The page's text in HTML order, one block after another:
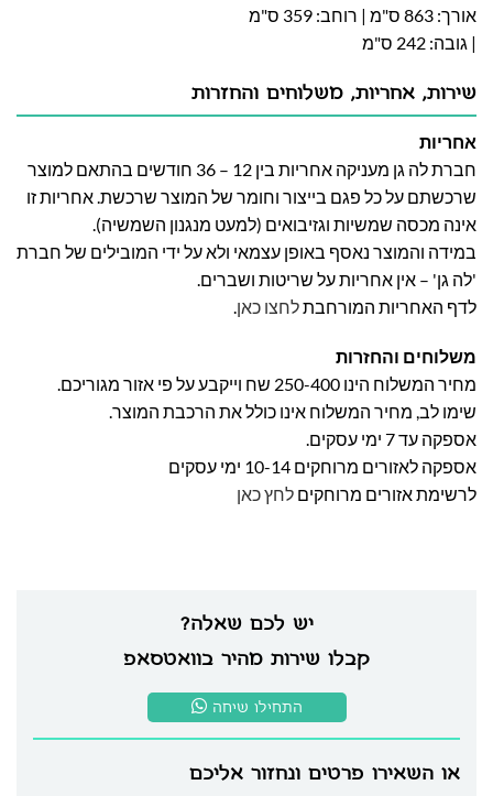
אורך: 863 ס"מ | רוחב: 359 ס"מ
| גובה: 242 ס"מ
יש לכם שאלה?
קבלו שירות מהיר בוואטסאפ
התחילו שיחה
או השאירו פרטים ונחזור אליכם
שירות, אחריות, משלוחים והחזרות
אחריות
חברת לה גן מעניקה אחריות בין 12 – 36 חודשים בהתאם למוצר
שרכשתם על כל פגם בייצור וחומר של המוצר שרכשת. אחריות זו
אינה מכסה שמשיות וגזיבואים (למעט מנגנון השמשיה).
במידה והמוצר נאסף באופן עצמאי ולא על ידי המובילים של חברת
'לה גן' – אין אחריות על שריטות ושברים.
לדף האחריות המורחבתלחצו כאן.
משלוחים והחזרות
מחיר המשלוח הינו 250-400 שח וייקבע על פי אזור מגוריכם.
שימו לב, מחיר המשלוח אינו כולל את הרכבת המוצר.
אספקה עד 7 ימי עסקים.
אספקה לאזורים מרוחקים 10-14 ימי עסקים
לרשימת אזורים מרוחקים לחץ כאן